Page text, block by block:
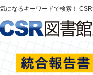
気になるキーワードで検索！